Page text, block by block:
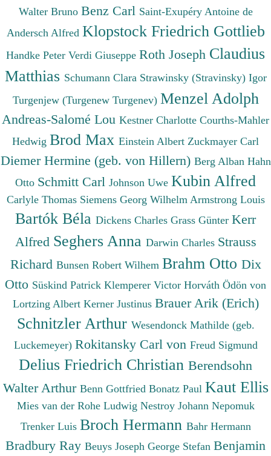
Walter Bruno Benz Carl Saint-Exupéry Antoine de
Andersch Alfred Klopstock Friedrich Gottlieb
Handke Peter Verdi Giuseppe Roth Joseph Claudius
Matthias Schumann Clara Strawinsky (Stravinsky) Igor
Turgenjew (Turgenew Turgenev) Menzel Adolph
Andreas-Salomé Lou Kestner Charlotte Courths-Mahler
Hedwig Brod Max Einstein Albert Zuckmayer Carl
Diemer Hermine (geb. von Hillern) Berg Alban Hahn
Otto Schmitt Carl Johnson Uwe Kubin Alfred
Carlyle Thomas Siemens Georg Wilhelm Armstrong Louis
Bartók Béla Dickens Charles Grass Günter Kerr
Alfred Seghers Anna Darwin Charles Strauss
Richard Bunsen Robert Wilhem Brahm Otto Dix
Otto Süskind Patrick Klemperer Victor Horváth Ödön von
Lortzing Albert Kerner Justinus Brauer Arik (Erich)
Schnitzler Arthur Wesendonck Mathilde (geb.
Luckemeyer) Rokitansky Carl von Freud Sigmund
Delius Friedrich Christian Berendsohn
Walter Arthur Benn Gottfried Bonatz Paul Kaut Ellis
Mies van der Rohe Ludwig Nestroy Johann Nepomuk
Trenker Luis Broch Hermann Bahr Hermann
Bradbury Ray Beuys Joseph George Stefan Benjamin